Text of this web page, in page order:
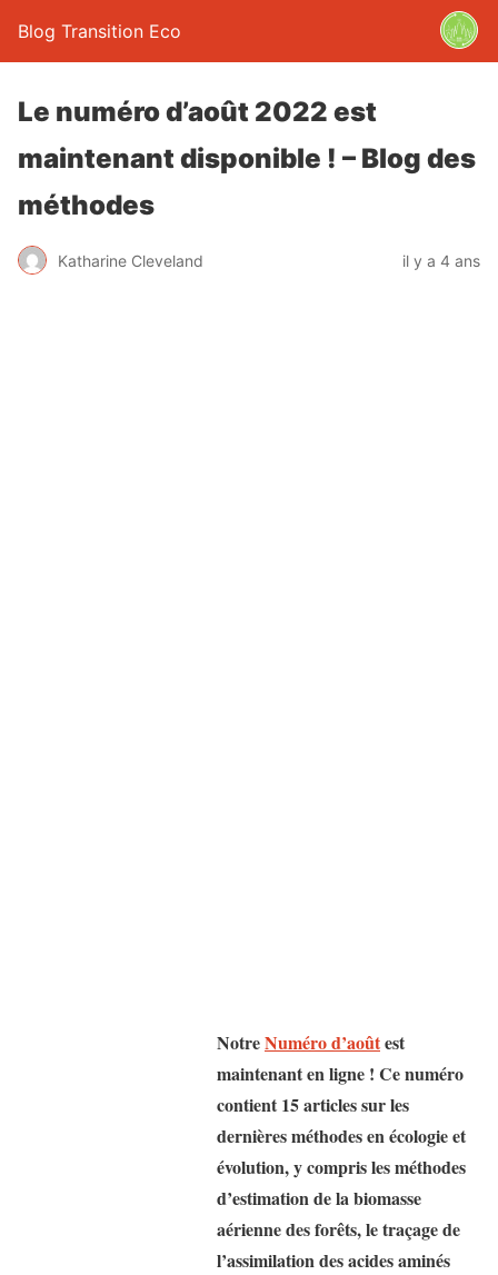
Blog Transition Eco
Le numéro d’août 2022 est
maintenant disponible ! – Blog des
méthodes
Katharine Cleveland il y a 4 ans
NotreNuméro d’aoûtest
maintenant en ligne ! Ce numéro
contient 15 articles sur les
dernières méthodes en écologie et
évolution, y compris les méthodes
d’estimation de la biomasse
aérienne des forêts, le traçage de
l’assimilation des acides aminés